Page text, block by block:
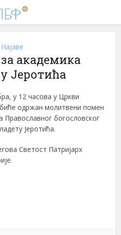
Најаве
академика
Јеротића
у 12 часова у Цркви
одржан молитвени помен
Православног богословског
Јеротића.
Светост Патријарх